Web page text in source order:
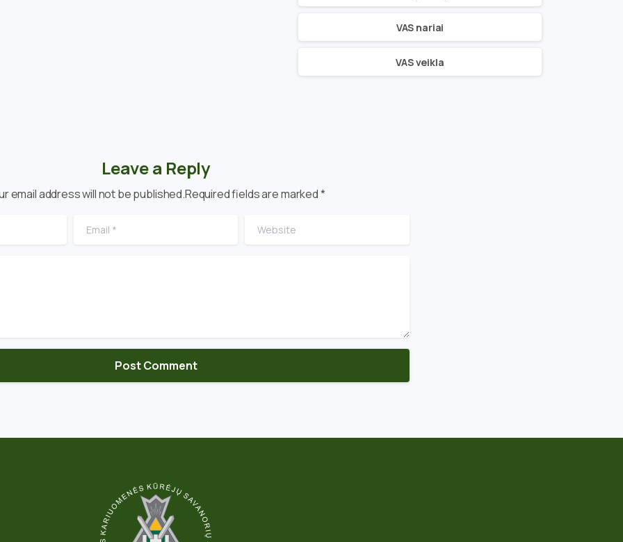
VAS nariai
VAS veikla
Leave a Reply
email address will not be published.Required fields are marked *
Email Website